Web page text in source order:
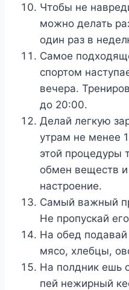
Чтобы не
можно делать
один раз в
Самое
спортом
вечера.
до 20:00.
Делай легкую
утрам не менее
этой процедуры
обмен веществ и
настроение.
Самый важный
Не пропускай
На обед
мясо, хлебцы,
На полдник ешь
пей нежирный